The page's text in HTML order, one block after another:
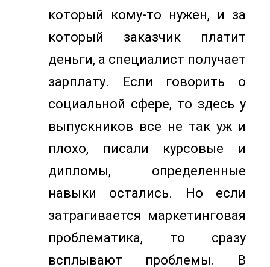
который кому-то нужен, и за
который заказчик платит
деньги, а специалист получает
зарплату. Если говорить о
социальной сфере, то здесь у
выпускников все не так уж и
плохо, писали курсовые и
дипломы, определенные
навыки остались. Но если
затрагивается маркетинговая
проблематика, то сразу
всплывают проблемы. В